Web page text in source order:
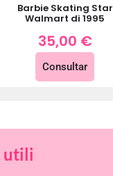
Barbie Skating Star
Walmart di 1995
35,00 €
Consultar
utili